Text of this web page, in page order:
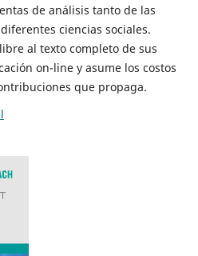
de análisis tanto de las
ciencias sociales.
al texto completo de sus
on-line y asume los costos
que propaga.